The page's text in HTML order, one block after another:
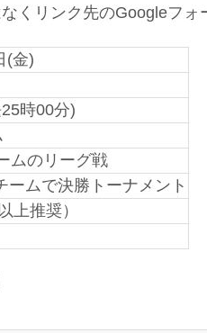
くリンク先のGoogleフォ
(金)
時00分)
ムのリーグ戦
ームで決勝トーナメント
上推奨）